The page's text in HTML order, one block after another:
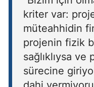
kriter var:
müteahhidin
projenin fizik
sağlıklıysa ve
sürecine